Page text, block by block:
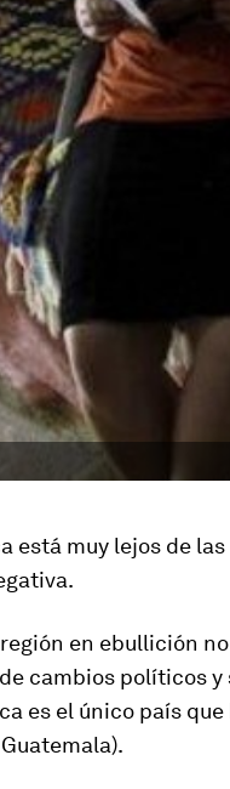
está muy lejos de
en ebullición
cambios políticos y
es el único país